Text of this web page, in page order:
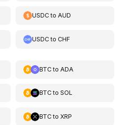
USDCtoAUD
USDCtoCHF
BTCto ADA
BTCto SOL
BTCto XRP